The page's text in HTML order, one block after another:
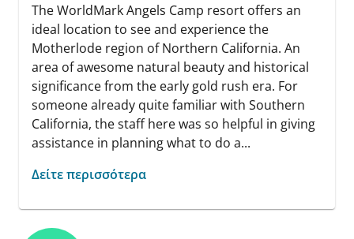
The WorldMark Angels Camp resort offers an
ideal location to see and experience the
Motherlode region of Northern California. An
area of awesome natural beauty and historical
significance from the early gold rush era. For
someone already quite familiar with Southern
California, the staff here was so helpful in giving
assistance in planning what to do a...
Δείτε περισσότερα